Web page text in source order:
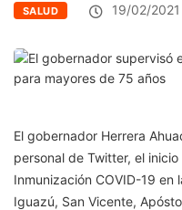
SALUD 19/02/2021
El gobernador Herrera
personal de Twitter, el
Inmunización COVID-19 en
Iguazú, San Vicente,